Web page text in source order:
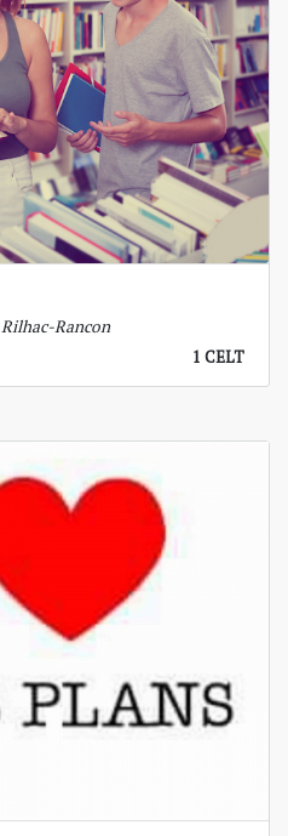
Rilhac-Rancon
1 CELT